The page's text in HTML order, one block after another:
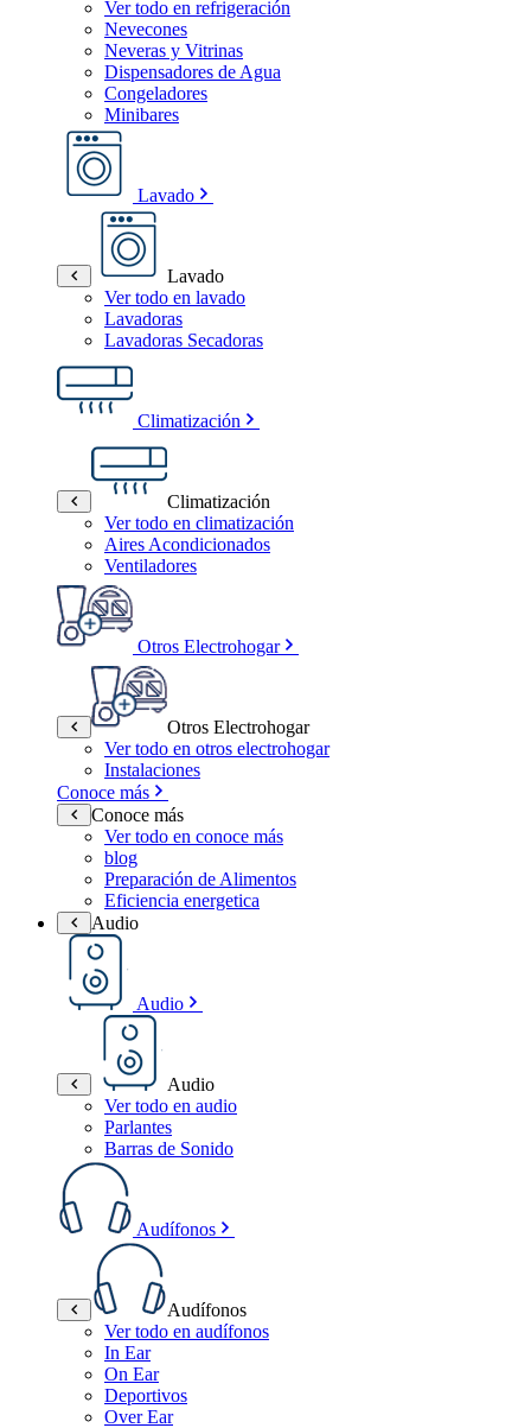
Ver todo en refrigeración
Nevecones
Neveras y Vitrinas
Dispensadores de Agua
Congeladores
Minibares
Lavado
Lavado
Ver todo en lavado
Lavadoras
Lavadoras Secadoras
Climatización
Climatización
Ver todo en climatización
Aires Acondicionados
Ventiladores
Otros Electrohogar
Otros Electrohogar
Ver todo en otros electrohogar
Instalaciones
Conoce más
Conoce más
Ver todo en conoce más
blog
Preparación de Alimentos
Eficiencia energetica
Audio
Audio
Audio
Ver todo en audio
Parlantes
Barras de Sonido
Audífonos
Audífonos
Ver todo en audífonos
In Ear
On Ear
Deportivos
Over Ear